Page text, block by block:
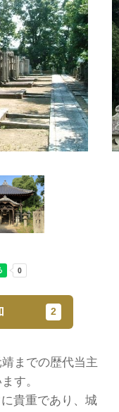
までの歴代当主
す。
貴重であり、城